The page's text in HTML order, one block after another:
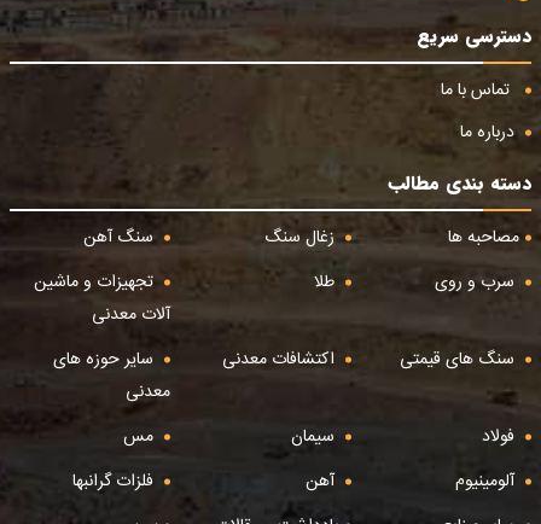
دسترسی سریع
تماس با ما
درباره ما
دسته بندی مطالب
مصاحبه ها
زغال سنگ
سنگ آهن
سرب و روی
طلا
تجهیزات و ماشین
آلات معدنی
سنگ های قیمتی
اکتشافات معدنی
سایر حوزه های
معدنی
فولاد
سیمان
مس
آلومینیوم
آهن
فلزات گرانبها